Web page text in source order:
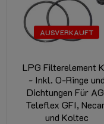
AUSVERKAUFT
LPG Filterelement
- Inkl. O-Ringe und
Dichtungen Für
Teleflex GFI,
und Koltec